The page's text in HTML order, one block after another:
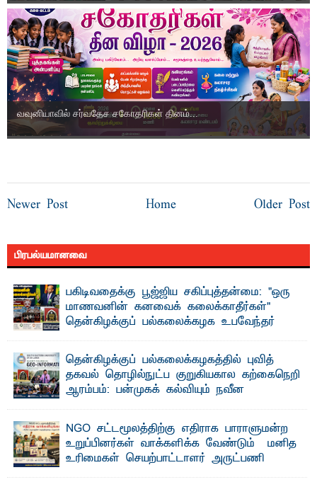
வவுனியாவில் சர்வதேச சகோதரிகள் தினம்...
Newer Post Older Post
Home
பிரபல்யமானவை
பகிடிவதைக்கு பூஜ்ஜிய சகிப்புத்தன்மை: "ஒரு
மாணவனின் கனவைக் கலைக்காதீர்கள்" –
தென்கிழக்குப் பல்கலைக்கழக உபவேந்தர்
"ஒ ரு மாணவனின் அல்லது மாணவியின் கனவு என்னால்
கலைக்கப்படாது" என்ற உறுதியை ஒவ்வொரு மாணவரும் ...
தென்கிழக்குப் பல்கலைக்கழகத்தில் புவித்
தகவல் தொழில்நுட்ப குறுகியகால கற்கைநெறி
ஆரம்பம்: பன்முகக் கல்வியும் நவீன
பேராசிரியர் எம். எம். பாஸில்
தெ ன்கிழக்குப் பல்கலைக்கழகத்தின் கலை மற்றும் கலாசார
பீடத்தின் புவியியல் துறையினால் ...
NGO சட்டமூலத்திற்கு எதிராக பாராளுமன்ற
உறுப்பினர்கள் வாக்களிக்க வேண்டும் – மனித
உரிமைகள் செயற்பாட்டாளர் அருட்பணி